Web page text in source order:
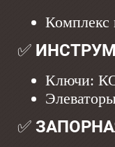
Комплекс
✅
Ключи:
✅